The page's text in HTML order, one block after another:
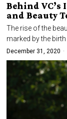
Behind
and Beauty
The rise of the
marked by the
December 31, 2020